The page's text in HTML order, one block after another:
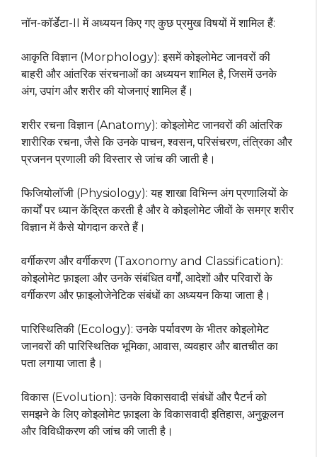
नॉन-कॉर्डेटा-II में अध्ययन किए गए कुछ प्रमुख विषयों में शामिल हैं:
आकृति विज्ञान (Morphology): इसमें कोइलोमेट जानवरों की
बाहरी और आंतरिक संरचनाओं का अध्ययन शामिल है, जिसमें उनके
अंग, उपांग और शरीर की योजनाएं शामिल हैं।
शरीर रचना विज्ञान (Anatomy): कोइलोमेट जानवरों की आंतरिक
शारीरिक रचना, जैसे कि उनके पाचन, श्वसन, परिसंचरण, तंत्रिका और
प्रजनन प्रणाली की विस्तार से जांच की जाती है।
फिजियोलॉजी (Physiology): यह शाखा विभिन्न अंग प्रणालियों के
कार्यों पर ध्यान केंद्रित करती है और वे कोइलोमेट जीवों के समग्र शरीर
विज्ञान में कैसे योगदान करते हैं।
वर्गीकरण और वर्गीकरण (Taxonomy and Classification):
कोइलोमेट फ़ाइला और उनके संबंधित वर्गों, आदेशों और परिवारों के
वर्गीकरण और फ़ाइलोजेनेटिक संबंधों का अध्ययन किया जाता है।
पारिस्थितिकी (Ecology): उनके पर्यावरण के भीतर कोइलोमेट
जानवरों की पारिस्थितिक भूमिका, आवास, व्यवहार और बातचीत का
पता लगाया जाता है।
विकास (Evolution): उनके विकासवादी संबंधों और पैटर्न को
समझने के लिए कोइलोमेट फ़ाइला के विकासवादी इतिहास, अनुकूलन
और विविधीकरण की जांच की जाती है।